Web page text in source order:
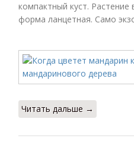
компактный куст.
форма ланцетная. Само
Читать дальше →